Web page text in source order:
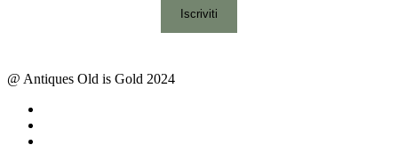
@ Antiques Old is Gold 2024